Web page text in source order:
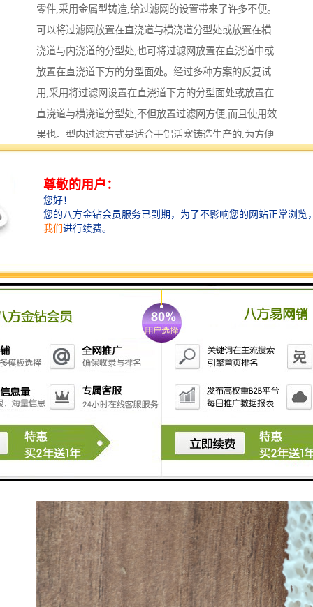
零件,采用金属型铸造,给过滤网的设置带来了许多不便。
可以将过滤网放置在直浇道与横浇道分型处或放置在横
浇道与内浇道的分型处,也可将过滤网放置在直浇道中或
放置在直浇道下方的分型面处。经过多种方案的反复试
用,采用将过滤网设置在直浇道下方的分型面处或放置在
直浇道与横浇道分型处,不但放置过滤网方便,而且使用效
果也。型内过滤方式是适合于铝活塞铸造生产的,为方便
过滤网的放置并确滤效果,可将过滤网置于外模的分型面
处,直浇道设置在一个半型上,横浇道设置在另一个半型
上,两者在直浇道的下端交汇,过滤网垂直放置在两者之
间。图1所示是将过滤网设置在直浇道下方分型面处的单